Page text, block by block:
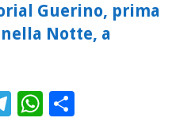
Guerino, prima
nella Notte, a
Telegram
WhatsApp